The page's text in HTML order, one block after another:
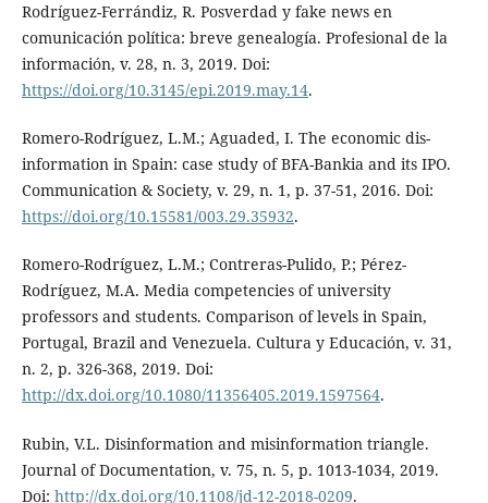
Rodríguez-Ferrándiz, R. Posverdad y fake news en
comunicación política: breve genealogía. Profesional de la
información, v. 28, n. 3, 2019. Doi:
https://doi.org/10.3145/epi.2019.may.14.
Romero-Rodríguez, L.M.; Aguaded, I. The economic dis-
information in Spain: case study of BFA-Bankia and its IPO.
Communication & Society, v. 29, n. 1, p. 37-51, 2016. Doi:
https://doi.org/10.15581/003.29.35932.
Romero-Rodríguez, L.M.; Contreras-Pulido, P.; Pérez-
Rodríguez, M.A. Media competencies of university
professors and students. Comparison of levels in Spain,
Portugal, Brazil and Venezuela. Cultura y Educación, v. 31,
n. 2, p. 326-368, 2019. Doi:
http://dx.doi.org/10.1080/11356405.2019.1597564.
Rubin, V.L. Disinformation and misinformation triangle.
Journal of Documentation, v. 75, n. 5, p. 1013-1034, 2019.
Doi: http://dx.doi.org/10.1108/jd-12-2018-0209.